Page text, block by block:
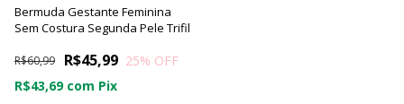
Bermuda Gestante Feminina
Sem Costura Segunda Pele Trifil
R$45,99
R$60,99 25% OFF
R$43,69 com Pix